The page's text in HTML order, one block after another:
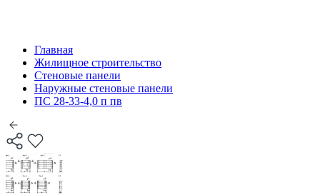
Главная
Жилищное строительство
Стеновые панели
Наружные стеновые панели
ПС 28-33-4,0 п пв